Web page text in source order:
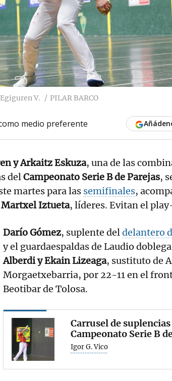
V. PILAR BARCO
medio preferente
y Arkaitz Eskuza, una de las
delCampeonato Serie B de Parejas,
martes para las semifinales,
Iztueta, líderes. Evitan el
Darío Gómez, suplente deldelantero
y el guardaespaldas de Laudio
Alberdi y Ekain Lizeaga, sustituto de
Morgaetxebarria, por 22-11 en el
Beotibar de Tolosa.
Carrusel de
Campeonato Serie B
Igor G. Vico